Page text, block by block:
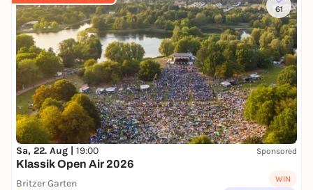
61
Sa, 22. Aug | 19:00 Sponsored
Klassik Open Air 2026
Britzer Garten
WIN